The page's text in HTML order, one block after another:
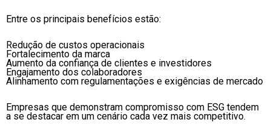
Entre os principais benefícios estão:
Redução de custos operacionais
Fortalecimento da marca
Aumento da confiança de clientes e investidores
Engajamento dos colaboradores
Alinhamento com regulamentações e exigências de mercado
Empresas que demonstram compromisso com ESG tendem
a se destacar em um cenário cada vez mais competitivo.